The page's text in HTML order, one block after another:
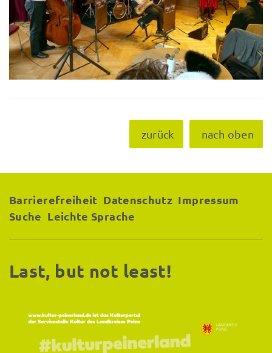
zurück nach oben
Barrierefreiheit Datenschutz Impressum
Suche Leichte Sprache
Last, but not least!